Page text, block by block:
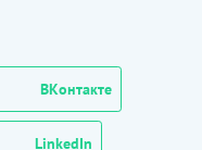
ВКонтакте
LinkedIn